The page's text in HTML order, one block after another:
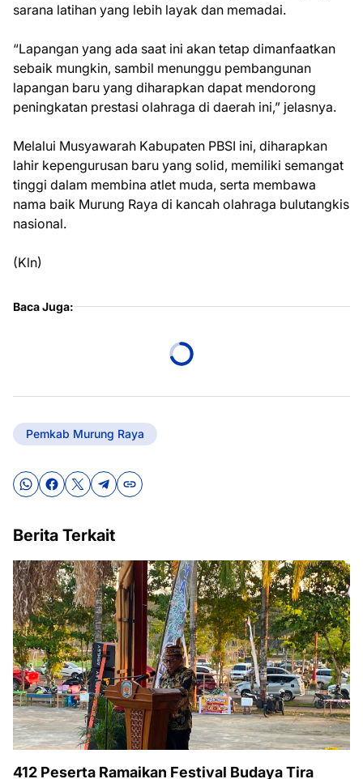
sarana latihan yang lebih layak dan memadai.
“Lapangan yang ada saat ini akan tetap dimanfaatkan
sebaik mungkin, sambil menunggu pembangunan
lapangan baru yang diharapkan dapat mendorong
peningkatan prestasi olahraga di daerah ini,” jelasnya.
Melalui Musyawarah Kabupaten PBSI ini, diharapkan
lahir kepengurusan baru yang solid, memiliki semangat
tinggi dalam membina atlet muda, serta membawa
nama baik Murung Raya di kancah olahraga bulutangkis
nasional.
(Kln)
Baca Juga:
Pemkab Murung Raya
Berita Terkait
412 Peserta Ramaikan Festival Budaya Tira